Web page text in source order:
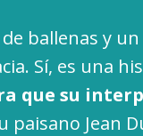
ballenas y
Sí, es una
que su
paisano Jean